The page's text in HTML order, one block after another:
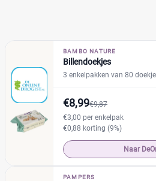
BAMBO NATURE
Billendoekjes
3 enkelpakken van 80
€8,99€9,87
€3,00 per enkelpak
€0,88 korting (9%)
Naar
PAMPERS